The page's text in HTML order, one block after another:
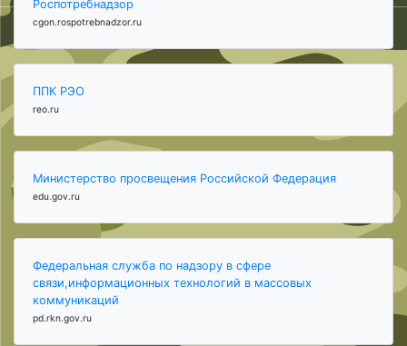
Роспотребнадзор
cgon.rospotrebnadzor.ru
ППК РЭО
reo.ru
Министерство просвещения Российской Федерация
edu.gov.ru
Федеральная служба по надзору в сфере
связи,информационных технологий в массовых
коммуникаций
pd.rkn.gov.ru